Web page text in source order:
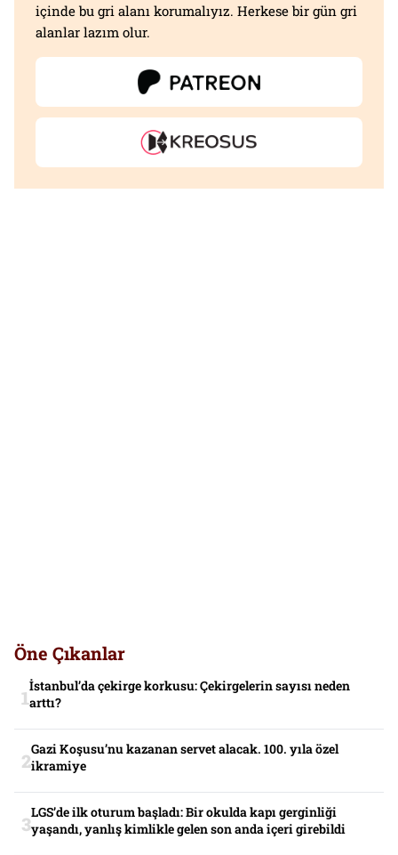
içinde bu gri alanı korumalıyız. Herkese bir gün gri
alanlar lazım olur.
Öne Çıkanlar
İstanbul’da çekirge korkusu: Çekirgelerin sayısı neden
arttı?
Gazi Koşusu’nu kazanan servet alacak. 100. yıla özel
ikramiye
LGS’de ilk oturum başladı: Bir okulda kapı gerginliği
yaşandı, yanlış kimlikle gelen son anda içeri girebildi